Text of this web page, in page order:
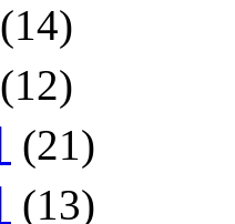
(14)
(12)
(21)
(13)